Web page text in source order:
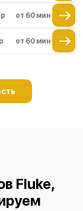
от 60 мин
от 60 мин
Fluke,